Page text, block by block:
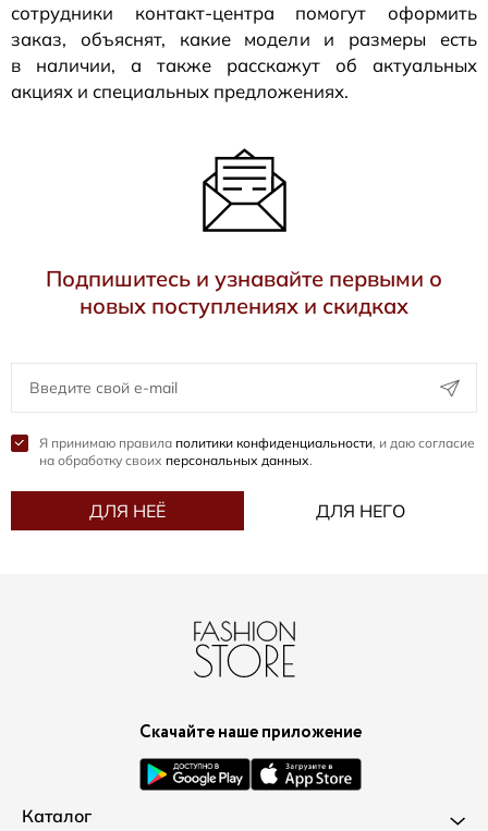
сотрудники контакт-центра помогут оформить
заказ, объяснят, какие модели и размеры есть
в наличии, а также расскажут об актуальных
акциях и специальных предложениях.
Подпишитесь и узнавайте первыми о
новых поступлениях и скидках
Я принимаю правила политики конфиденциальности, и даю согласие
на обработку своих персональных данных.
ДЛЯ НЕЁ ДЛЯ НЕГО
Скачайте наше приложение
Каталог